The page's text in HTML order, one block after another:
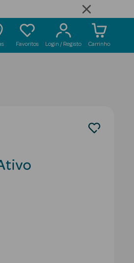
Favoritos Login / Registo Carrinho